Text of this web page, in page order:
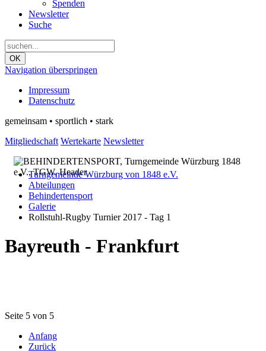
Spenden
Newsletter
Suche
OK
Navigation überspringen
Impressum
Datenschutz
gemeinsam • sportlich • stark
Mitgliedschaft Wertekarte Newsletter
Turngemeinde Würzburg von 1848 e.V.
Abteilungen
Behindertensport
Galerie
Rollstuhl-Rugby Turnier 2017 - Tag 1
Bayreuth - Frankfurt
Seite 5 von 5
Anfang
Zurück